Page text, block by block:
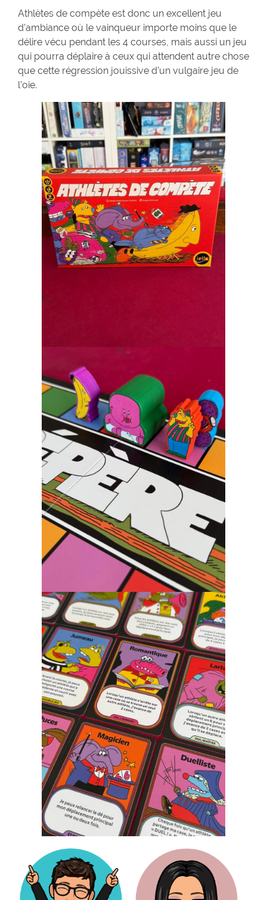
Athlètes de compète est donc un excellent jeu
d’ambiance où le vainqueur importe moins que le
délire vécu pendant les 4 courses, mais aussi un jeu
qui pourra déplaire à ceux qui attendent autre chose
que cette régression jouissive d’un vulgaire jeu de
l’oie.